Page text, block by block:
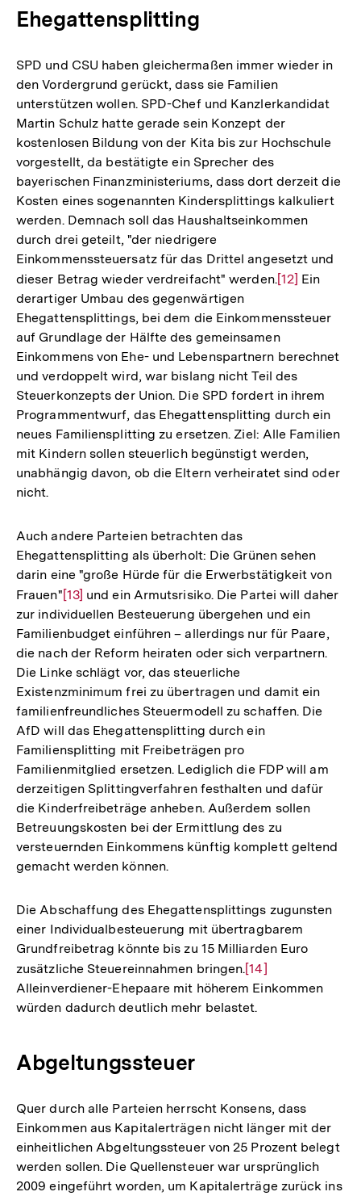
Ehegattensplitting
SPD und CSU haben gleichermaßen immer wieder in
den Vordergrund gerückt, dass sie Familien
unterstützen wollen. SPD-Chef und Kanzlerkandidat
Martin Schulz hatte gerade sein Konzept der
kostenlosen Bildung von der Kita bis zur Hochschule
vorgestellt, da bestätigte ein Sprecher des
bayerischen Finanzministeriums, dass dort derzeit die
Kosten eines sogenannten Kindersplittings kalkuliert
werden. Demnach soll das Haushaltseinkommen
durch drei geteilt, "der niedrigere
Einkommenssteuersatz für das Drittel angesetzt und
dieser Betrag wieder verdreifacht" werden.Zur
der
Fußnote
[12] Ein
derartiger Umbau des gegenwärtigen
Ehegattensplittings, bei dem die Einkommenssteuer
auf Grundlage der Hälfte des gemeinsamen
Einkommens von Ehe- und Lebenspartnern berechnet
und verdoppelt wird, war bislang nicht Teil des
Steuerkonzepts der Union. Die SPD fordert in ihrem
Programmentwurf, das Ehegattensplitting durch ein
neues Familiensplitting zu ersetzen. Ziel: Alle Familien
mit Kindern sollen steuerlich begünstigt werden,
unabhängig davon, ob die Eltern verheiratet sind oder
nicht.
Auch andere Parteien betrachten das
Ehegattensplitting als überholt: Die Grünen sehen
darin eine "große Hürde für die Erwerbstätigkeit von
Frauen"Zur
Auflösung
der
Fußnote
[13] und ein Armutsrisiko. Die Partei will daher
zur individuellen Besteuerung übergehen und ein
Familienbudget einführen – allerdings nur für Paare,
die nach der Reform heiraten oder sich verpartnern.
Die Linke schlägt vor, das steuerliche
Existenzminimum frei zu übertragen und damit ein
familienfreundliches Steuermodell zu schaffen. Die
AfD will das Ehegattensplitting durch ein
Familiensplitting mit Freibeträgen pro
Familienmitglied ersetzen. Lediglich die FDP will am
derzeitigen Splittingverfahren festhalten und dafür
die Kinderfreibeträge anheben. Außerdem sollen
Betreuungskosten bei der Ermittlung des zu
versteuernden Einkommens künftig komplett geltend
gemacht werden können.
Die Abschaffung des Ehegattensplittings zugunsten
einer Individualbesteuerung mit übertragbarem
Grundfreibetrag könnte bis zu 15 Milliarden Euro
zusätzliche Steuereinnahmen bringen.Zur
Auflösung
der
[14]
Alleinverdiener-Ehepaare mit höherem Einkommen
würden dadurch deutlich mehr belastet.
Abgeltungssteuer
Quer durch alle Parteien herrscht Konsens, dass
Einkommen aus Kapitalerträgen nicht länger mit der
einheitlichen Abgeltungssteuer von 25 Prozent belegt
werden sollen. Die Quellensteuer war ursprünglich
2009 eingeführt worden, um Kapitalerträge zurück ins